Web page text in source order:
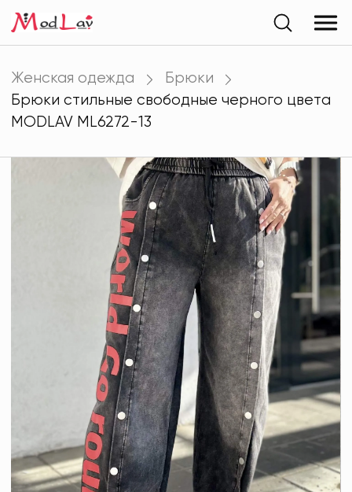
Женская одежда
Брюки
Брюки стильные свободные черного цвета
MODLAV ML6272-13